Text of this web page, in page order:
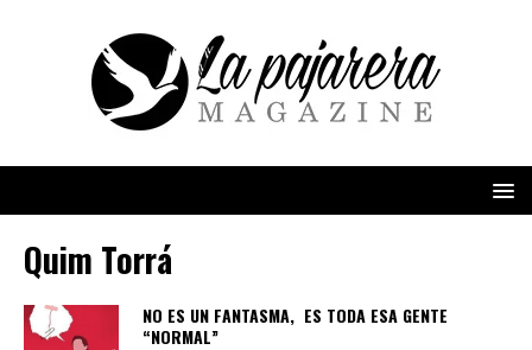
Quim Torrá
NO ES UN FANTASMA, ES TODA ESA GENTE
“NORMAL”